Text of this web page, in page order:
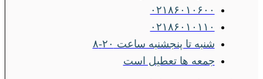
۰۲۱۸۶۰۱۰۶۰۰
۰۲۱۸۶۰۱۰۱۱۰
شنبه تا پنجشنبه ساعت ۲۰-۸
جمعه ها تعطیل است